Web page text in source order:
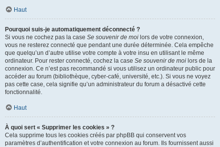
Haut
Pourquoi suis-je automatiquement déconnecté ?
Si vous ne cochez pas la case Se souvenir de moi lors de votre connexion,
vous ne resterez connecté que pendant une durée déterminée. Cela empêche
que quelqu’un d’autre utilise votre compte à votre insu en utilisant le même
ordinateur. Pour rester connecté, cochez la case Se souvenir de moi lors de la
connexion. Ce n’est pas recommandé si vous utilisez un ordinateur public pour
accéder au forum (bibliothèque, cyber-café, université, etc.). Si vous ne voyez
pas cette case, cela signifie qu’un administrateur du forum a désactivé cette
fonctionnalité.
Haut
À quoi sert « Supprimer les cookies » ?
Cela supprime tous les cookies créés par phpBB qui conservent vos
paramètres d’authentification et votre connexion au forum. Ils fournissent aussi